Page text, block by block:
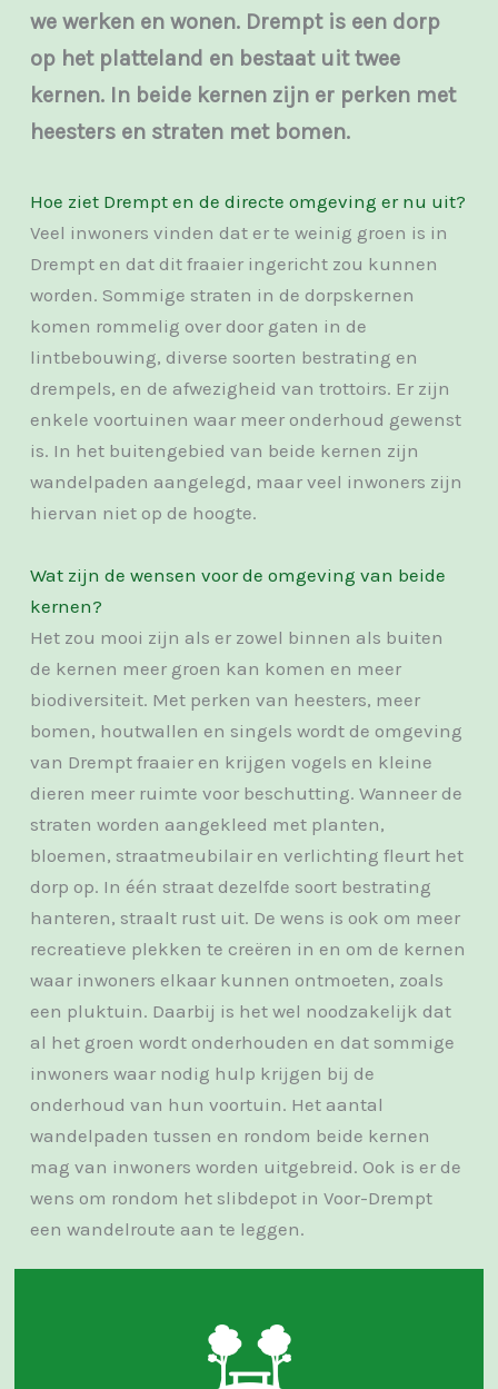
we werken en wonen. Drempt is een dorp
op het platteland en bestaat uit twee
kernen. In beide kernen zijn er perken met
heesters en straten met bomen.
Hoe ziet Drempt en de directe omgeving er nu uit?
Veel inwoners vinden dat er te weinig groen is in
Drempt en dat dit fraaier ingericht zou kunnen
worden. Sommige straten in de dorpskernen
komen rommelig over door gaten in de
lintbebouwing, diverse soorten bestrating en
drempels, en de afwezigheid van trottoirs. Er zijn
enkele voortuinen waar meer onderhoud gewenst
is. In het buitengebied van beide kernen zijn
wandelpaden aangelegd, maar veel inwoners zijn
hiervan niet op de hoogte.
Wat zijn de wensen voor de omgeving van beide
kernen?
Het zou mooi zijn als er zowel binnen als buiten
de kernen meer groen kan komen en meer
biodiversiteit. Met perken van heesters, meer
bomen, houtwallen en singels wordt de omgeving
van Drempt fraaier en krijgen vogels en kleine
dieren meer ruimte voor beschutting. Wanneer de
straten worden aangekleed met planten,
bloemen, straatmeubilair en verlichting fleurt het
dorp op. In één straat dezelfde soort bestrating
hanteren, straalt rust uit. De wens is ook om meer
recreatieve plekken te creëren in en om de kernen
waar inwoners elkaar kunnen ontmoeten, zoals
een pluktuin. Daarbij is het wel noodzakelijk dat
al het groen wordt onderhouden en dat sommige
inwoners waar nodig hulp krijgen bij de
onderhoud van hun voortuin. Het aantal
wandelpaden tussen en rondom beide kernen
mag van inwoners worden uitgebreid. Ook is er de
wens om rondom het slibdepot in Voor-Drempt
een wandelroute aan te leggen.